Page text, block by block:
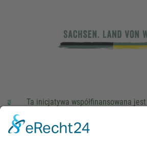
Ta inicjatywa współfinansowana
parlamentarzystów Landtagu